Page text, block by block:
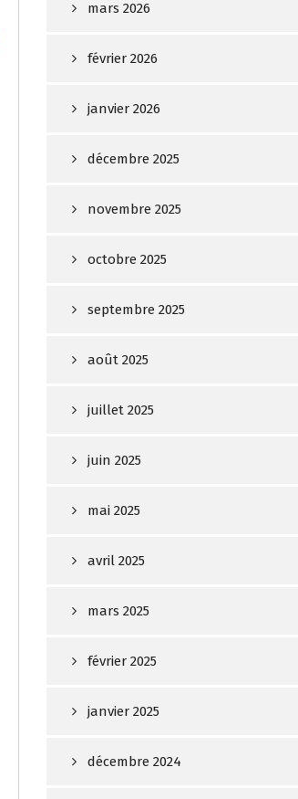
mars 2026
février 2026
janvier 2026
décembre 2025
novembre 2025
octobre 2025
septembre 2025
août 2025
juillet 2025
juin 2025
mai 2025
avril 2025
mars 2025
février 2025
janvier 2025
décembre 2024